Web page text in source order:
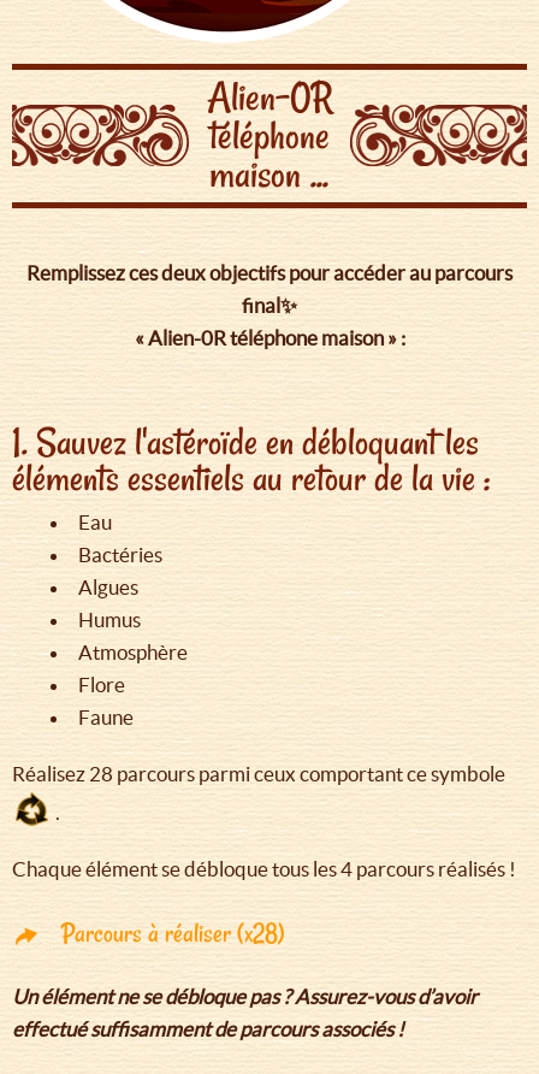
Alien-0R
téléphone
maison ...
Remplissez ces deux objectifs pour accéder au parcours
final✨
« Alien-0R téléphone maison » :
1. Sauvez l'astéroïde en débloquant les
éléments essentiels au retour de la vie :
Eau
Bactéries
Algues
Humus
Atmosphère
Flore
Faune
Réalisez 28 parcours parmi ceux comportant ce symbole
.
Chaque élément se débloque tous les 4 parcours réalisés !
Parcours à réaliser (x28)
Un élément ne se débloque pas ? Assurez-vous d’avoir
effectué suffisamment de parcours associés !